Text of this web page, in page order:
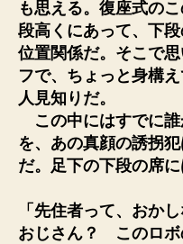
も思える。復座式の
段高くにあって、下
位置関係だ。そこで
フで、ちょっと身構
人見知りだ。
この中にはすでに誰
を、あの真顔の誘拐
だ。足下の下段の席に
「先住者って、おか
おじさん？ このロ